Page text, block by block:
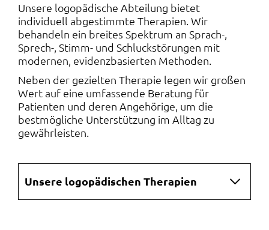
Unsere logopädische Abteilung bietet
individuell abgestimmte Therapien. Wir
behandeln ein breites Spektrum an Sprach-,
Sprech-, Stimm- und Schluckstörungen mit
modernen, evidenzbasierten Methoden.
Neben der gezielten Therapie legen wir großen
Wert auf eine umfassende Beratung für
Patienten und deren Angehörige, um die
bestmögliche Unterstützung im Alltag zu
gewährleisten.
Navigation
überspringen
Unsere logopädischen Therapien